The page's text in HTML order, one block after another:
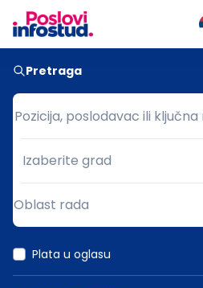
Pretraga
Pozicija, poslodavac ili ključna
Pozicija, poslodavac ili ključna
Grad
Izaberite grad
Oblast rada
Plata u oglasu